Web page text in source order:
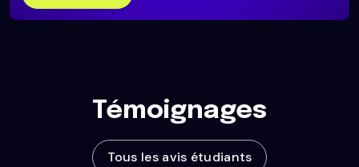
Témoignages
Tous les avis étudiants